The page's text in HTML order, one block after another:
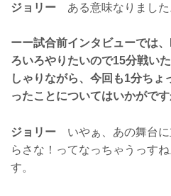
ジョリー ある意味なりました
ーー試合前インタビューでは
ろいろやりたいので15分戦い
しゃりながら、今回も1分ちょ
ったことについてはいかがです
ジョリー いやぁ、あの舞台に
らさな！ってなっちゃうっす
す。